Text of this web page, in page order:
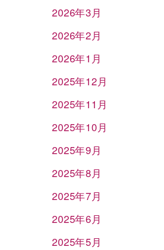
2026年3月
2026年2月
2026年1月
2025年12月
2025年11月
2025年10月
2025年9月
2025年8月
2025年7月
2025年6月
2025年5月